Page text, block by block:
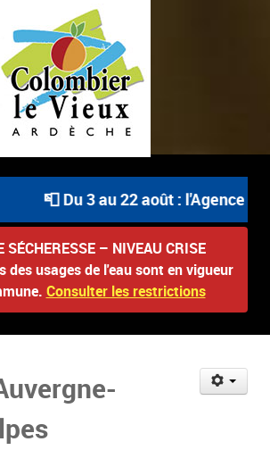
📮 Du 3 au 22 août : l'Agence
SÉCHERESSE – NIVEAU CRISE
des usages de l'eau sont en vigueur
Consulter les restrictions